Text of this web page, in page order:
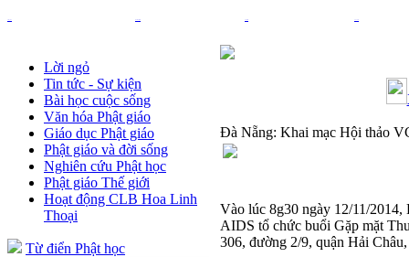
Lời ngỏ
Tin tức - Sự kiện
Bài học cuộc sống
Văn hóa Phật giáo
Giáo dục Phật giáo
Phật giáo và đời sống
Nghiên cứu Phật học
Phật giáo Thế giới
Hoạt động CLB Hoa Linh
Thoại
Từ điển Phật học
Đà Nẵng: Khai mạc Hội thảo
Vào lúc 8g30 ngày 12/11/
AIDS tổ chức buổi Gặp mặt
306, đường 2/9, quận Hải